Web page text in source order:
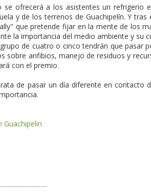
se ofrecerá a los asistentes un refrigerio
y de los terrenos de Guachipelín. Y
que pretende fijar en la mente de los
la importancia del medio ambiente y su
de cuatro o cinco tendrán que pasar
sobre anfibios, manejo de residuos y
con el premio.
de pasar un día diferente en contacto
Guachipelin